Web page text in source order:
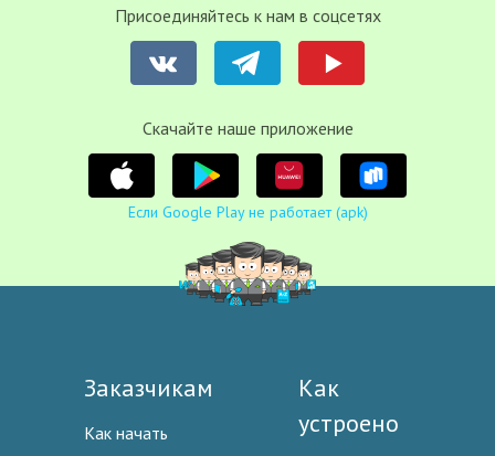
Присоединяйтесь к нам в соцсетях
Cкачайте наше приложение
Если Google Play не работает (apk)
Заказчикам
Как начать
Как
устроено